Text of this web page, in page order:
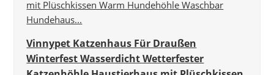
Vinnypet Katzenhaus Für Draußen
Winterfest Wasserdicht Wetterfester